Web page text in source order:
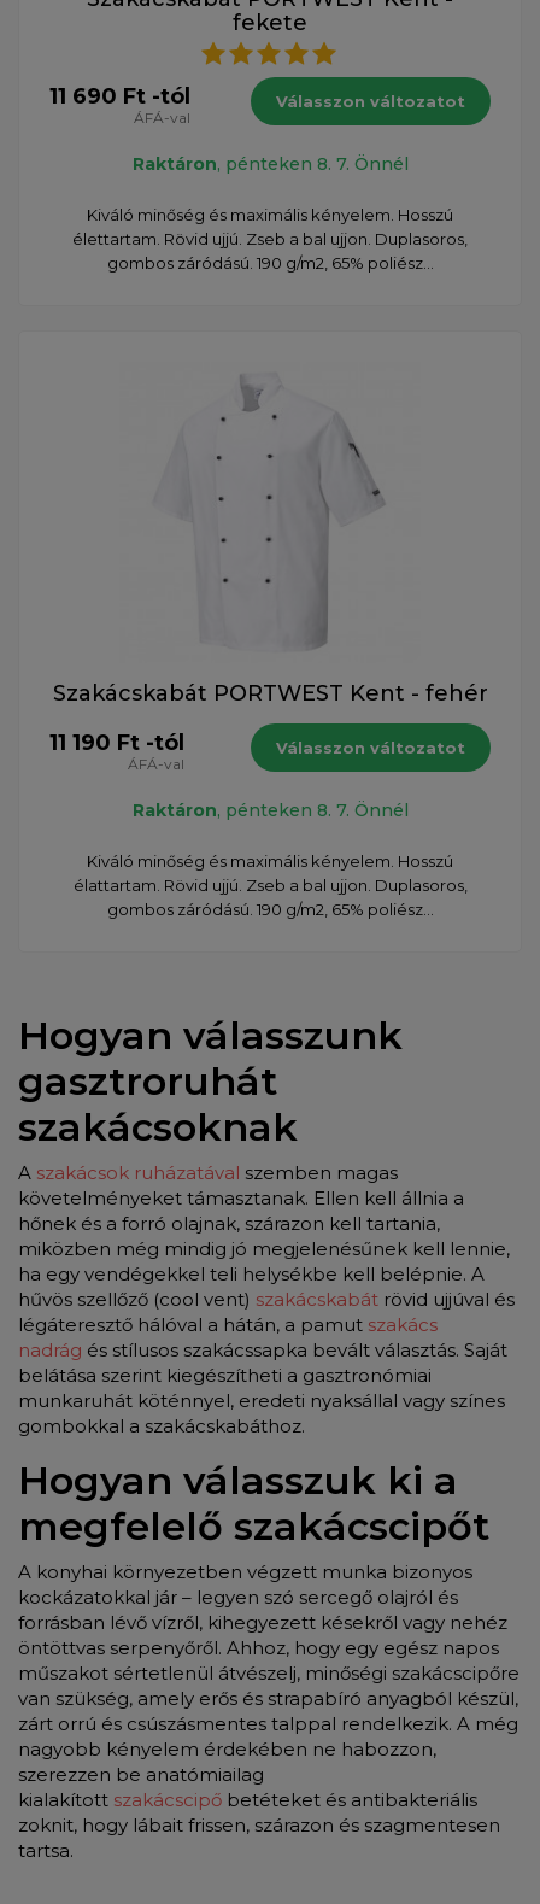
fekete
11 690 Ft -tól
ÁFÁ-val
Válasszon változatot
Raktáron, pénteken 8. 7. Önnél
Kiváló minőség és maximális kényelem. Hosszú
élettartam. Rövid ujjú. Zseb a bal ujjon. Duplasoros,
gombos záródású. 190 g/m2, 65% poliész...
Szakácskabát PORTWEST Kent - fehér
11 190 Ft -tól
ÁFÁ-val
Válasszon változatot
Raktáron, pénteken 8. 7. Önnél
Kiváló minőség és maximális kényelem. Hosszú
élattartam. Rövid ujjú. Zseb a bal ujjon. Duplasoros,
gombos záródású. 190 g/m2, 65% poliész...
Hogyan válasszunk
gasztroruhát
szakácsoknak
A szakácsok ruházatával szemben magas
követelményeket támasztanak. Ellen kell állnia a
hőnek és a forró olajnak, szárazon kell tartania,
miközben még mindig jó megjelenésűnek kell lennie,
ha egy vendégekkel teli helysékbe kell belépnie. A
hűvös szellőző (cool vent) szakácskabát rövid ujjúval és
légáteresztő hálóval a hátán, a pamut szakács
nadrág és stílusos szakácssapka bevált választás. Saját
belátása szerint kiegészítheti a gasztronómiai
munkaruhát köténnyel, eredeti nyaksállal vagy színes
gombokkal a szakácskabáthoz.
Hogyan válasszuk ki a
megfelelő szakácscipőt
A konyhai környezetben végzett munka bizonyos
kockázatokkal jár – legyen szó sercegő olajról és
forrásban lévő vízről, kihegyezett késekről vagy nehéz
öntöttvas serpenyőről. Ahhoz, hogy egy egész napos
műszakot sértetlenül átvészelj, minőségi szakácscipőre
van szükség, amely erős és strapabíró anyagból készül,
zárt orrú és csúszásmentes talppal rendelkezik. A még
nagyobb kényelem érdekében ne habozzon,
szerezzen be anatómiailag
kialakított szakácscipő betéteket és antibakteriális
zoknit, hogy lábait frissen, szárazon és szagmentesen
tartsa.